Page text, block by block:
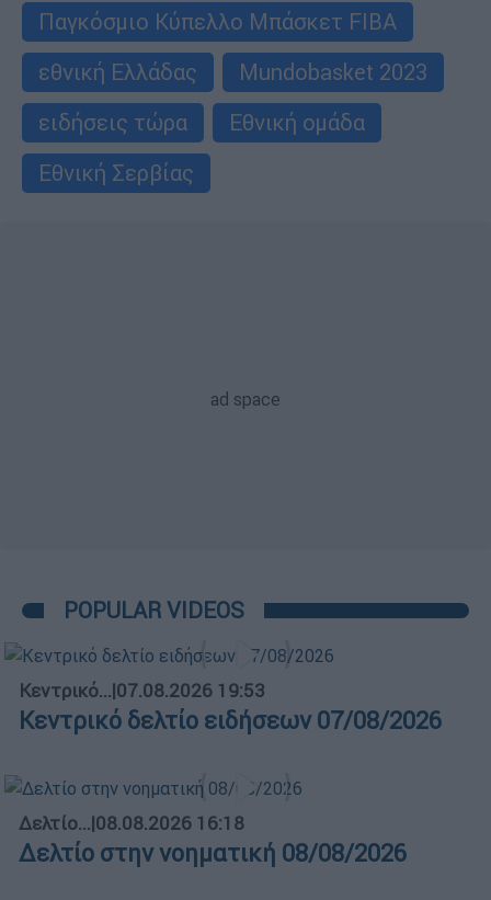
Παγκόσμιο Κύπελλο Μπάσκετ FIBA
εθνική Ελλάδας
Mundobasket 2023
ειδήσεις τώρα
Εθνική ομάδα
Εθνική Σερβίας
POPULAR VIDEOS
Κεντρικό...|07.08.2026 19:53
Κεντρικό δελτίο ειδήσεων 07/08/2026
Δελτίο...|08.08.2026 16:18
Δελτίο στην νοηματική 08/08/2026